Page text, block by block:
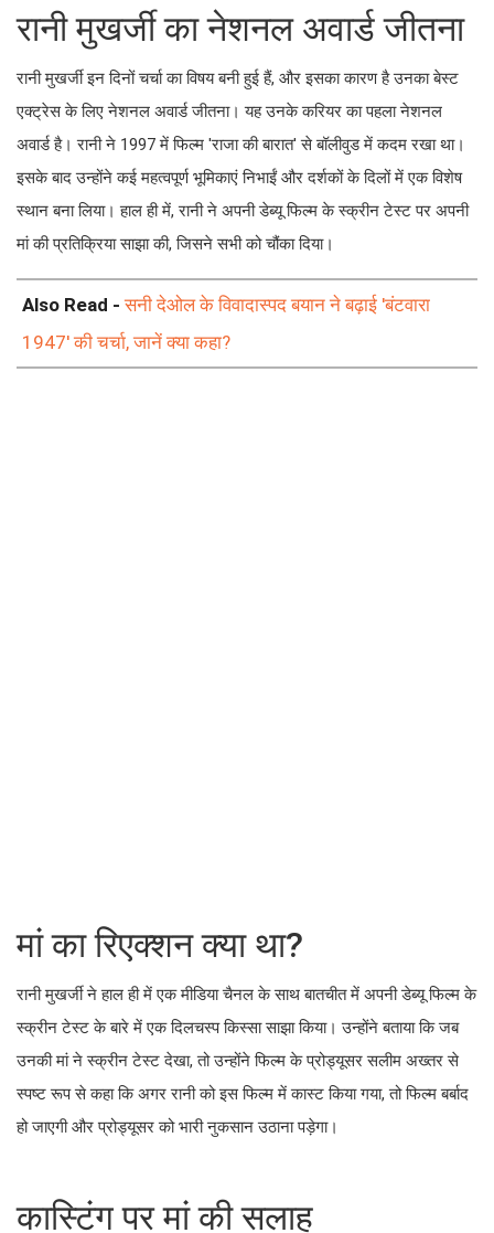
रानी मुखर्जी का नेशनल अवार्ड जीतना
रानी मुखर्जी इन दिनों चर्चा का विषय बनी हुई हैं, और इसका कारण है उनका बेस्ट
एक्ट्रेस के लिए नेशनल अवार्ड जीतना। यह उनके करियर का पहला नेशनल
अवार्ड है। रानी ने 1997 में फिल्म 'राजा की बारात' से बॉलीवुड में कदम रखा था।
इसके बाद उन्होंने कई महत्वपूर्ण भूमिकाएं निभाईं और दर्शकों के दिलों में एक विशेष
स्थान बना लिया। हाल ही में, रानी ने अपनी डेब्यू फिल्म के स्क्रीन टेस्ट पर अपनी
मां की प्रतिक्रिया साझा की, जिसने सभी को चौंका दिया।
Also Read -सनी देओल के विवादास्पद बयान ने बढ़ाई 'बंटवारा
1947' की चर्चा, जानें क्या कहा?
मां का रिएक्शन क्या था?
रानी मुखर्जी ने हाल ही में एक मीडिया चैनल के साथ बातचीत में अपनी डेब्यू फिल्म के
स्क्रीन टेस्ट के बारे में एक दिलचस्प किस्सा साझा किया। उन्होंने बताया कि जब
उनकी मां ने स्क्रीन टेस्ट देखा, तो उन्होंने फिल्म के प्रोड्यूसर सलीम अख्तर से
स्पष्ट रूप से कहा कि अगर रानी को इस फिल्म में कास्ट किया गया, तो फिल्म बर्बाद
हो जाएगी और प्रोड्यूसर को भारी नुकसान उठाना पड़ेगा।
कास्टिंग पर मां की सलाह